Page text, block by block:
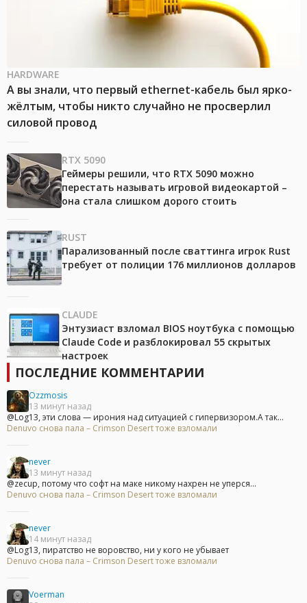
HARDWARE
А вы знали, что первый ethernet-кабель был ярко-
жёлтым, чтобы никто случайно не просверлил
силовой провод
RTX 5090
Геймеры решили, что RTX 5090 можно
перестать называть игровой видеокартой –
она стала слишком дорого стоить
RUST
Парализованный после сваттинга игрок Rust
требует от полиции 176 миллионов долларов
CLAUDE
Энтузиаст взломал BIOS ноутбука с помощью
Claude Code и разблокировал 55 скрытых
настроек
ПОСЛЕДНИЕ КОММЕНТАРИИ
Ozzmosis
13 минут назад
@Log13, эти слова — ирония над ситуацией с гипервизором.А так...
Denuvo снова пала – Crimson Desert тоже взломали
never
13 минут назад
@zecup, потому что софт на маке никому нахрен не уперся...
Denuvo снова пала – Crimson Desert тоже взломали
never
14 минут назад
@Log13, пиратство не воровство, ни у кого не убывает
Denuvo снова пала – Crimson Desert тоже взломали
Voerman